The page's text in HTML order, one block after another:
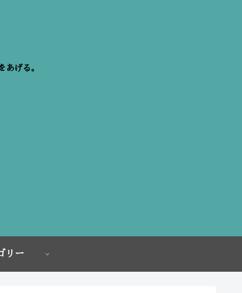
あげる。
リー